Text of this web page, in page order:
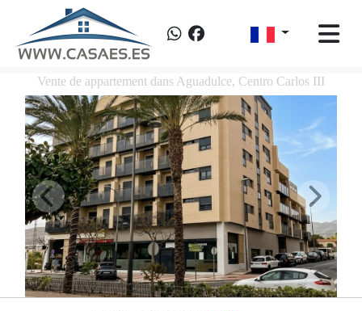
Vente de appartement dans Aguadulce, Centro Carlos III